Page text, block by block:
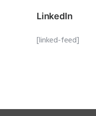
LinkedIn
[linked-feed]